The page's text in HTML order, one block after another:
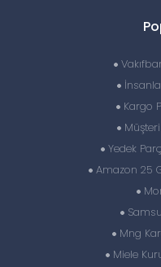
Kargo
Yedek
Amazon 25
Mng
Miele